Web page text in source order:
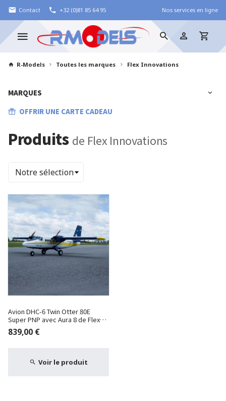
Contact +32 (0)81 85 64 95 Nos services en ligne
R-Models Toutes les marques Flex Innovations
MARQUES
OFFRIR UNE CARTE CADEAU
Produits de Flex Innovations
Avion DHC-6 Twin Otter 80E
Super PNP avec Aura 8 de Flex
Innovations
839,00 €
Voir le produit